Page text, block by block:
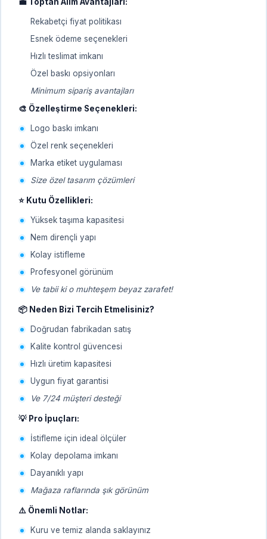
Rekabetçi fiyat politikası
Esnek ödeme seçenekleri
Hızlı teslimat imkanı
Özel baskı opsiyonları
Minimum sipariş avantajları
🎨 Özelleştirme Seçenekleri:
Logo baskı imkanı
Özel renk seçenekleri
Marka etiket uygulaması
Size özel tasarım çözümleri
⭐ Kutu Özellikleri:
Yüksek taşıma kapasitesi
Nem dirençli yapı
Kolay istifleme
Profesyonel görünüm
Ve tabii ki o muhteşem beyaz zarafet!
📦 Neden Bizi Tercih Etmelisiniz?
Doğrudan fabrikadan satış
Kalite kontrol güvencesi
Hızlı üretim kapasitesi
Uygun fiyat garantisi
Ve 7/24 müşteri desteği
💡 Pro İpuçları:
İstifleme için ideal ölçüler
Kolay depolama imkanı
Dayanıklı yapı
Mağaza raflarında şık görünüm
⚠️ Önemli Notlar:
Kuru ve temiz alanda saklayınız